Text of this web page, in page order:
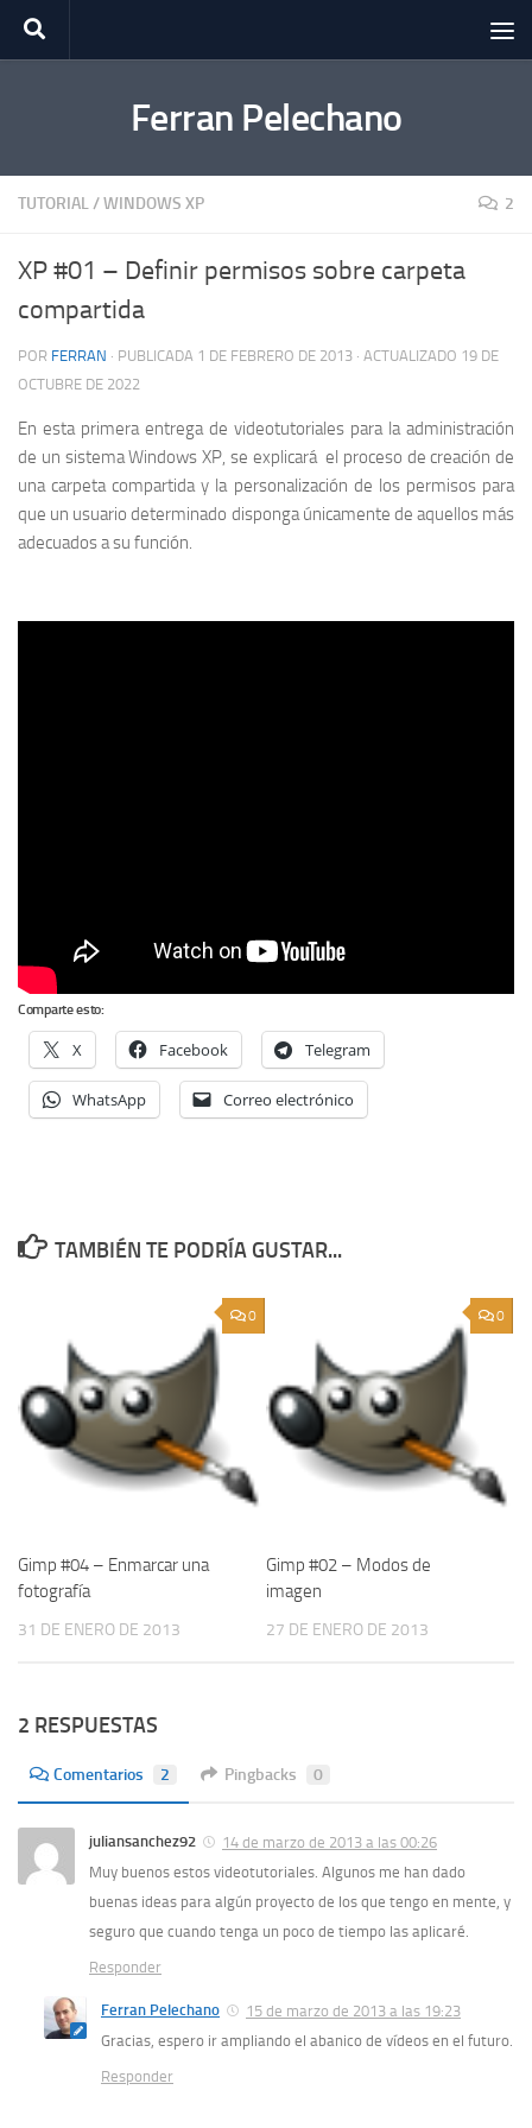
Saltar al contenido
Ferran Pelechano
TUTORIAL/WINDOWS XP 2
XP #01 – Definir permisos sobre carpeta
compartida
POR FERRAN · PUBLICADA 1 DE FEBRERO DE 2013 · ACTUALIZADO 19 DE
OCTUBRE DE 2022
En esta primera entrega de videotutoriales para la administración
de un sistema Windows XP, se explicará el proceso de creación de
una carpeta compartida y la personalización de los permisos para
que un usuario determinado disponga únicamente de aquellos más
adecuados a su función.
Comparte esto:
X Facebook Telegram
WhatsApp Correo electrónico
TAMBIÉN TE PODRÍA GUSTAR...
0
Gimp #04 – Enmarcar una
fotografía
31 DE ENERO DE 2013
0
Gimp #02 – Modos de
imagen
27 DE ENERO DE 2013
2 RESPUESTAS
Comentarios 2 Pingbacks 0
juliansanchez92
14 de marzo de 2013 a las 00:26
Muy buenos estos videotutoriales. Algunos me han dado
buenas ideas para algún proyecto de los que tengo en mente, y
seguro que cuando tenga un poco de tiempo las aplicaré.
Responder
Ferran Pelechano
15 de marzo de 2013 a las 19:23
Gracias, espero ir ampliando el abanico de vídeos en el futuro.
Responder